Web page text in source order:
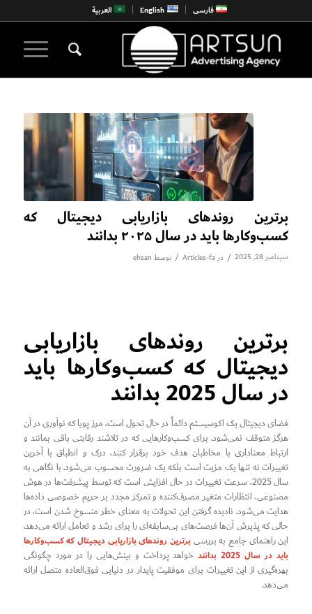
فارسی English العربية
برترین روندهای بازاریابی دیجیتال که
کسب‌وکارها باید در سال ۲۰۲۵ بدانند
سپتامبر 28, 2025 / درArticles-fa
/ توسط ehsan
برترین روندهای بازاریابی
دیجیتال که کسب‌وکارها باید
در سال 2025 بدانند
فضای دیجیتال یک اکوسیستم دائماً در حال تحول است، مرز پویا که نوآوری در آن
هرگز متوقف نمی‌شود. برای کسب‌وکارهایی که در تلاشند رقابتی باقی بمانند و
ارتباط معناداری با مخاطبان هدف خود برقرار کنند، درک و انطباق با آخرین
تغییرات نه تنها یک مزیت است بلکه یک ضرورت محسوب می‌شود. با نگاهی به
سال 2025، سرعت تغییرات در حال افزایش است که توسط پیشرفت‌ها در هوش
مصنوعی، انتظارات متغیر مصرف‌کننده و تمرکز مجدد بر حریم خصوصی داده‌ها
هدایت می‌شود. نادیده گرفتن این تحولات به معنای خطر منسوخ شدن است، در
حالی که پذیرش آن‌ها فرصت‌های بی‌سابقه‌ای را برای رشد و تعامل ارائه می‌دهد.
این راهنمای جامع به بررسیبرترین روندهای بازاریابی دیجیتال که کسب‌وکارها
باید در سال 2025 بدانند
خواهد پرداخت و بینش‌هایی را در مورد چگونگی
بهره‌گیری از این تغییرات برای موفقیت پایدار در دنیایی فوق‌العاده متصل ارائه
می‌دهد.